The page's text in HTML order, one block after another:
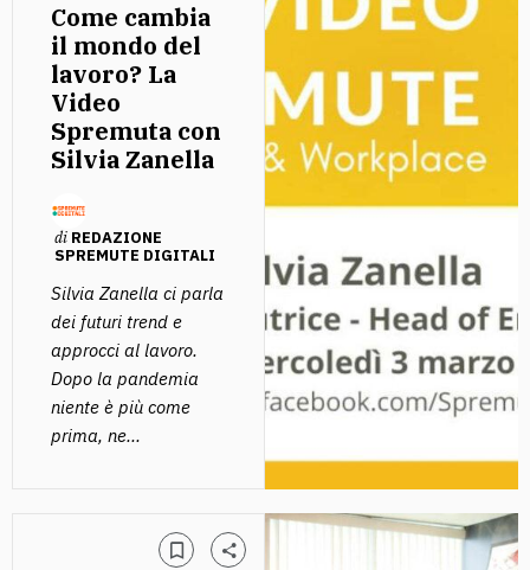
Come cambia
il mondo del
lavoro? La
Video
Spremuta con
Silvia Zanella
di REDAZIONE
SPREMUTE DIGITALI
Silvia Zanella ci parla
dei futuri trend e
approcci al lavoro.
Dopo la pandemia
niente è più come
prima, ne...